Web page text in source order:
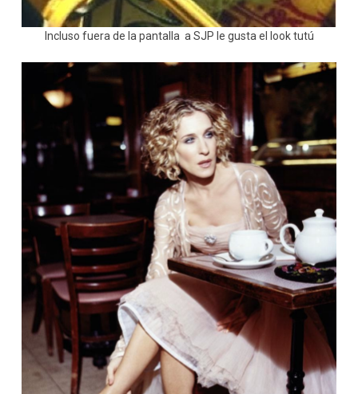
Incluso fuera de la pantalla a SJP le gusta el look tutú